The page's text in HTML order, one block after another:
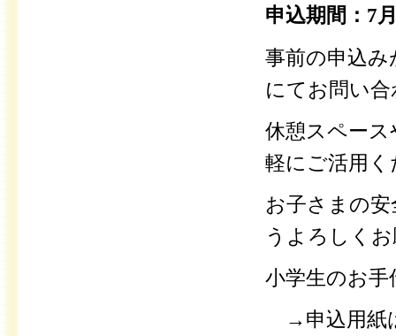
申込期間：7
事前の申込
にてお問い
休憩スペー
軽にご活用く
お子さまの
うよろしく
小学生のお
→申込用紙